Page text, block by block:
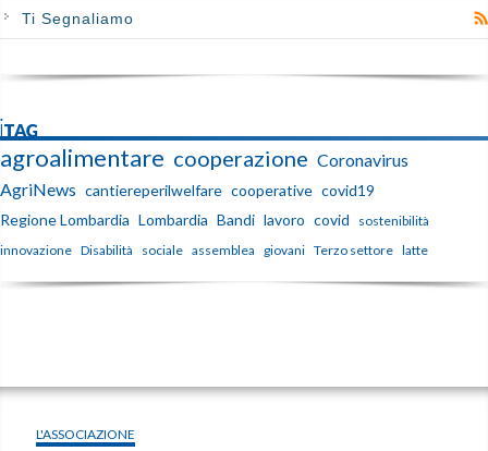
Ti Segnaliamo
iTAG
agroalimentare cooperazione Coronavirus
AgriNews cantiereperilwelfare cooperative covid19
Regione Lombardia Lombardia Bandi lavoro covid
sostenibilità
innovazione Disabilità sociale assemblea giovani Terzo settore latte
L'ASSOCIAZIONE